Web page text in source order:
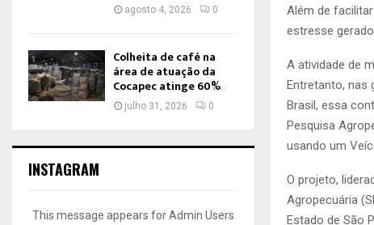
Além de
estresse
A atividade de
Entretanto, nas
Brasil, essa
Pesquisa
usando um
O projeto,
Agropecuária
Estado de São
agosto 4, 2026 0
Colheita de café na
área de atuação da
Cocapec atinge 60%
julho 31, 2026 0
INSTAGRAM
This message appears for Admin Users